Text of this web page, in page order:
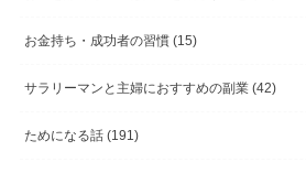
お金持ち・成功者の習慣 (15)
サラリーマンと主婦におすすめの副業 (42)
ためになる話 (191)